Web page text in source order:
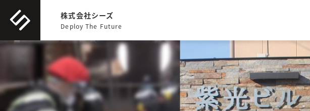
株式会社シーズ
Deploy The Future